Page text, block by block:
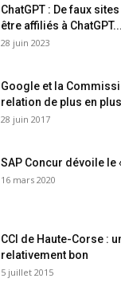
ChatGPT : De faux
être affiliés à ChatGPT...
28 juin 2023
Google et la
relation de plus en
28 juin 2017
SAP Concur dévoile le
16 mars 2020
CCI de Haute-Corse :
relativement bon
5 juillet 2015